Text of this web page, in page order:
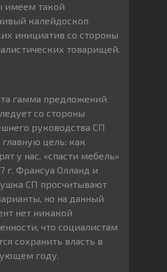
имеем такой
калейдоскоп
инициатив со стороны
товарищей.
гамма предложений
со стороны
руководства СП
главную цель: как
у нас, «спасти мебель»
г. Франсуа Олланд и
СП просчитывают
но на данный
нет никакой
что социалистам
сохранить власть в
году.